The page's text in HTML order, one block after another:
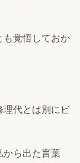
も覚悟しておか
理代とは別にビ
から出た言葉